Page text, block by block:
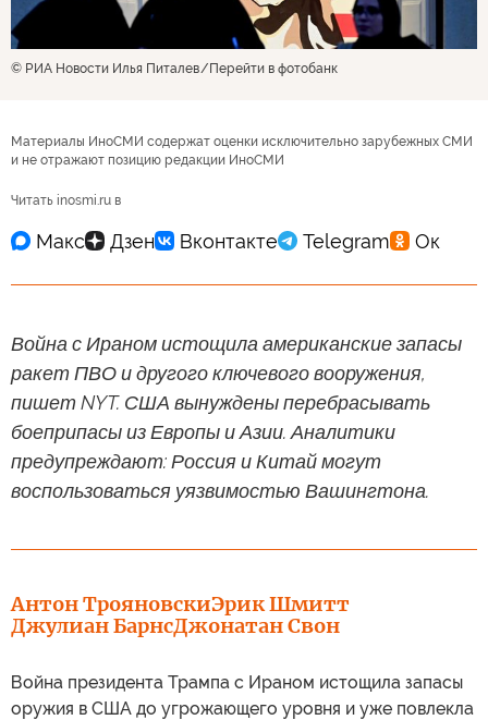
© РИА Новости Илья Питалев Перейти в фотобанк
Материалы ИноСМИ содержат оценки исключительно зарубежных СМИ
и не отражают позицию редакции ИноСМИ
Читать inosmi.ru в
Война с Ираном истощила американские запасы
ракет ПВО и другого ключевого вооружения,
пишет NYT. США вынуждены перебрасывать
боеприпасы из Европы и Азии. Аналитики
предупреждают: Россия и Китай могут
воспользоваться уязвимостью Вашингтона.
Антон ТрояновскиЭрик Шмитт
Джулиан БарнсДжонатан Свон
Война президента Трампа с Ираном истощила запасы
оружия в США до угрожающего уровня и уже повлекла